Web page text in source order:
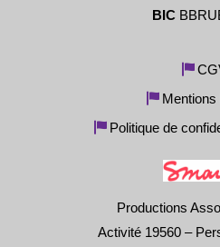
BIC
Mentions
Politique de
Productions
Activité 19560 –